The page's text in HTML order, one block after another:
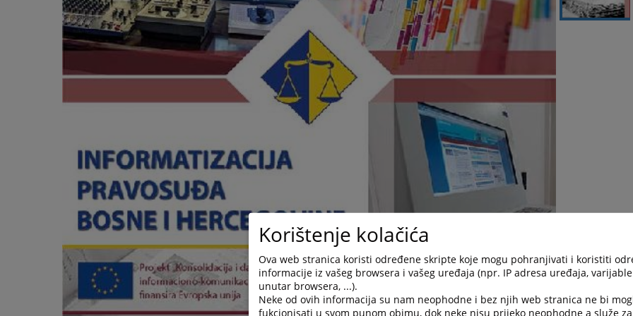
Korištenje kolačića
Ova web stranica koristi određene skripte koje mogu pohranjivati i koristiti
informacije iz vašeg browsera i vašeg uređaja (npr. IP adresa uređaja,
unutar browsera, ...).
Neke od ovih informacija su nam neophodne i bez njih web stranica ne bi
fukcionisati u svom punom obimu, dok neke nisu prijeko neophodne a služe